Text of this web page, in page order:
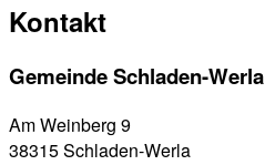
Kontakt
Gemeinde Schladen-Werla
Am Weinberg 9
38315 Schladen-Werla